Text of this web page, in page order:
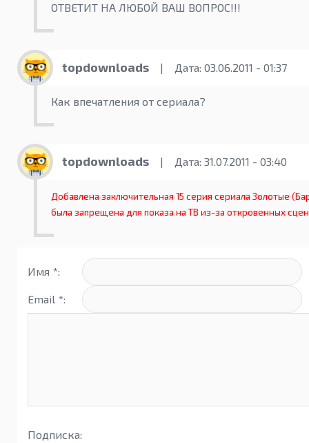
ОТВЕТИТ НА ЛЮБОЙ ВАШ ВОПРОС!!!
topdownloads | Дата: 03.06.2011 - 01:37
Как впечатления от сериала?
topdownloads | Дата: 31.07.2011 - 03:40
Добавлена заключительная 15 серия сериала Золотые
была запрещена для показа на ТВ из-за откровенных
Имя *:
Email *:
Подписка: